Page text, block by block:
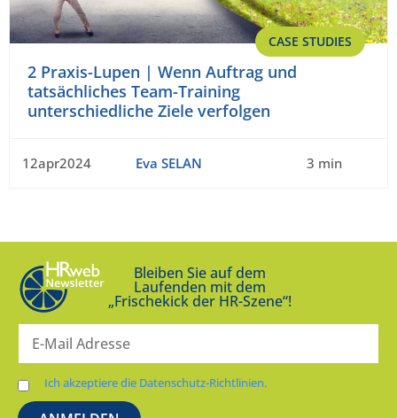
CASE STUDIES
2 Praxis-Lupen | Wenn Auftrag und
tatsächliches Team-Training
unterschiedliche Ziele verfolgen
12apr2024 Eva SELAN 3 min
Bleiben Sie auf dem
Laufenden mit dem
„Frischekick der HR-Szene“!
Ich akzeptiere die Datenschutz-Richtlinien.